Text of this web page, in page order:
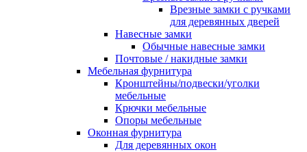
Врезные замки с ручками
для деревянных дверей
Навесные замки
Обычные навесные замки
Почтовые / накидные замки
Мебельная фурнитура
Кронштейны/подвески/уголки
мебельные
Крючки мебельные
Опоры мебельные
Оконная фурнитура
Для деревянных окон